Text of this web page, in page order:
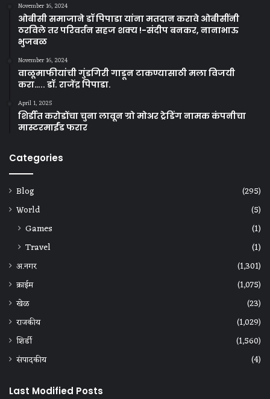
November 16, 2024
ओबीसी समाजाने डॉ पिपाडा यांना मतदान करावे ओबीसींनी
ठरविले तर परिवर्तन सहज शक्य !-संदीप बनकर, नानाभाऊ
भुजबळ
November 16, 2024
वाळूमाफीयांची गुंडगिरी गाडून टाकण्यासाठी मला विजयी
करा….. डॉ. राजेंद्र पिपाडा.
April 1, 2025
शिर्डीत करोडोंचा चुना लावून ग्रो मोअर ट्रेडिंग नामक कंपनीचा
मास्टरमाईंड फरार
Categories
Blog
(295)
World
(5)
Games
(1)
Travel
(1)
अ.नगर
(1,301)
क्राईम
(1,075)
खेळ
(23)
राजकीय
(1,029)
शिर्डी
(1,560)
संपादकीय
(4)
Last Modified Posts